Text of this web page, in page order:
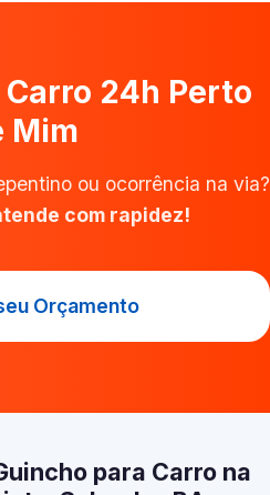
24h Perto
Mim
ou ocorrência na via?
com rapidez!
Orçamento
para Carro na